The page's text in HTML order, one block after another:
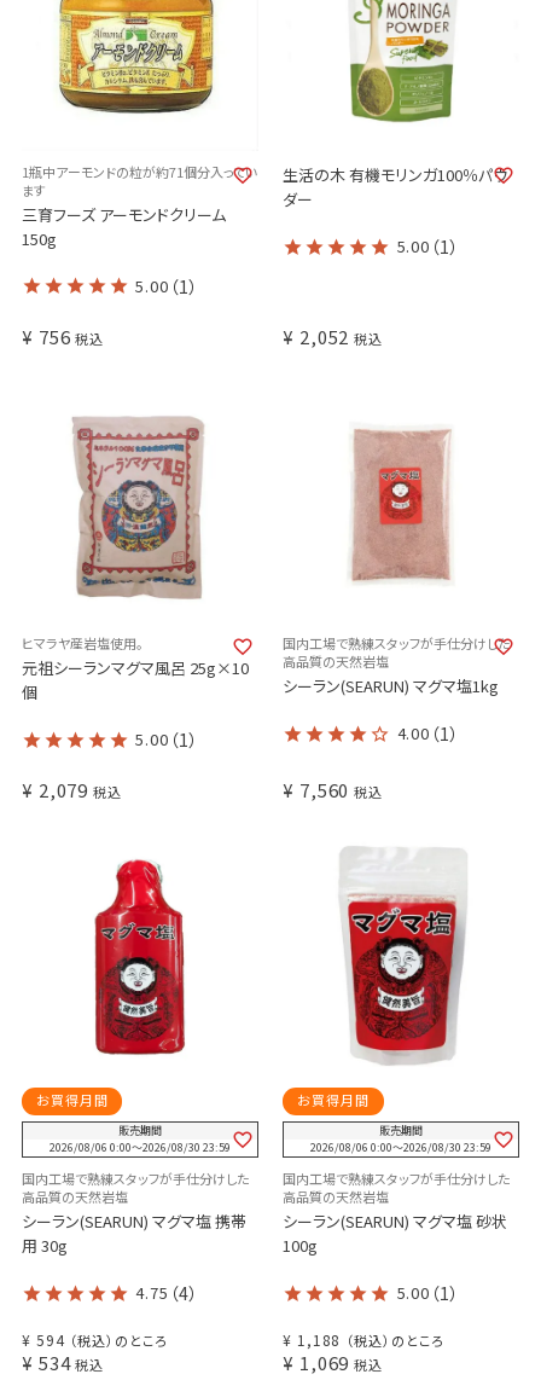
1瓶中アーモンドの粒が約71個分入ってい
ます
三育フーズ アーモンドクリーム
150g
5.00 （1）
¥ 756 税込
生活の木 有機モリンガ100％パウ
ダー
5.00 （1）
¥ 2,052 税込
ヒマラヤ産岩塩使用。
元祖シーランマグマ風呂 25g×10
個
5.00 （1）
¥ 2,079 税込
国内工場で熟練スタッフが手仕分けした
高品質の天然岩塩
シーラン(SEARUN) マグマ塩1kg
4.00 （1）
¥ 7,560 税込
お買得月間
販売期間
2026/08/06 0:00〜2026/08/30 23:59
国内工場で熟練スタッフが手仕分けした
高品質の天然岩塩
シーラン(SEARUN) マグマ塩 携帯
用 30g
4.75 （4）
¥ 594 （税込）のところ
¥ 534 税込
お買得月間
販売期間
2026/08/06 0:00〜2026/08/30 23:59
国内工場で熟練スタッフが手仕分けした
高品質の天然岩塩
シーラン(SEARUN) マグマ塩 砂状
100g
5.00 （1）
¥ 1,188 （税込）のところ
¥ 1,069 税込